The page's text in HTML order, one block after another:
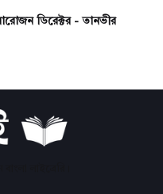
ডিরেক্টর - তানভীর